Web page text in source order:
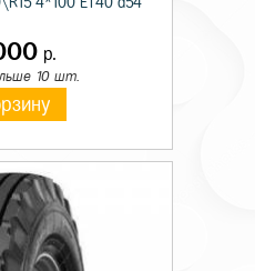
р.
10 шт.